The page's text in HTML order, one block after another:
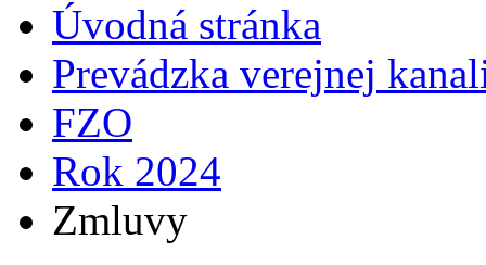
Úvodná stránka
Prevádzka verejnej
FZO
Rok 2024
Zmluvy